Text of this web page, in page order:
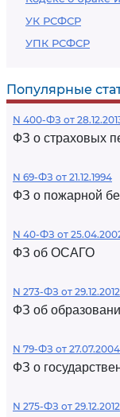
УК РСФСР
УПК РСФСР
Популярные
N 400-ФЗ от
ФЗ о страховых
N 69-ФЗ от 21.12.1994
ФЗ о пожарной
N 40-ФЗ от
ФЗ об ОСАГО
N 273-ФЗ от 29.12.2012
ФЗ об
N 79-ФЗ от 27.07.2004
ФЗ о
N 275-ФЗ от 29.12.2012